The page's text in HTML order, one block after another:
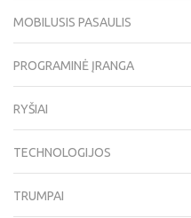
MOBILUSIS PASAULIS
PROGRAMINĖ ĮRANGA
RYŠIAI
TECHNOLOGIJOS
TRUMPAI